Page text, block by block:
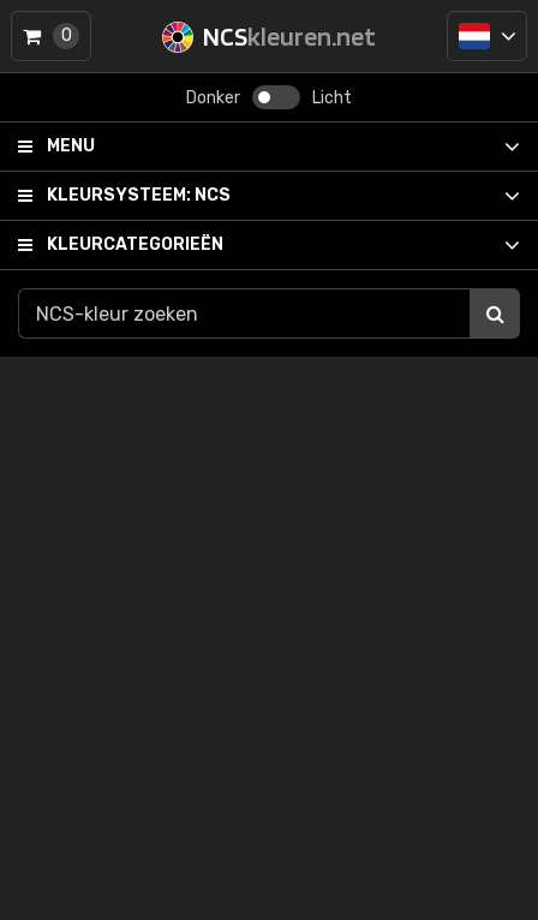
NCSkleuren.net
Donker Licht
MENU
KLEURSYSTEEM: NCS
KLEURCATEGORIEËN
0